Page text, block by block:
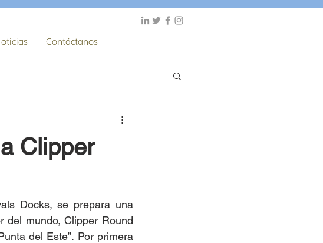
Contáctanos
Clipper
Docks, se prepara una
del mundo, Clipper Round
del Este”. Por primera